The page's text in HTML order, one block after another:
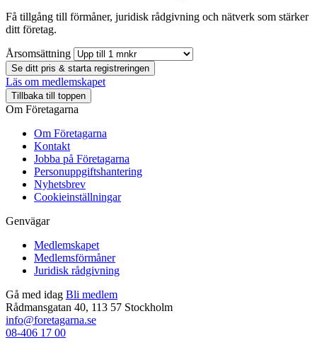
Få tillgång till förmåner, juridisk rådgivning och nätverk som stärker
ditt företag.
Årsomsättning
Se ditt pris & starta registreringen
Läs om medlemskapet
Tillbaka till toppen
Om Företagarna
Om Företagarna
Kontakt
Jobba på Företagarna
Personuppgiftshantering
Nyhetsbrev
Cookieinställningar
Genvägar
Medlemskapet
Medlemsförmåner
Juridisk rådgivning
Gå med idag Bli medlem
Rådmansgatan 40, 113 57 Stockholm
info@foretagarna.se
08-406 17 00